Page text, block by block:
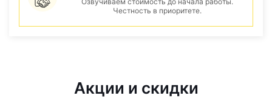
Честность в приоритете.
Акции и скидки